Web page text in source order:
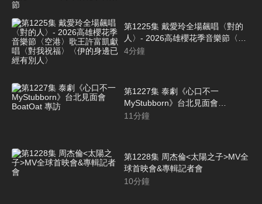
第1225集 戴愛玲全場飆唱〈對的
人〉- 2026高雄櫻花季音樂節〈空
港〉歌王許富凱獻唱〈對我祝福〉
4分鐘
第1227集 泰劇《心口不一
MyStubborn》台北見面會
BoatOat 專訪
11分鐘
第1228集 周杰倫<太陽之子>MV全
球首映會&專輯記者會
10分鐘